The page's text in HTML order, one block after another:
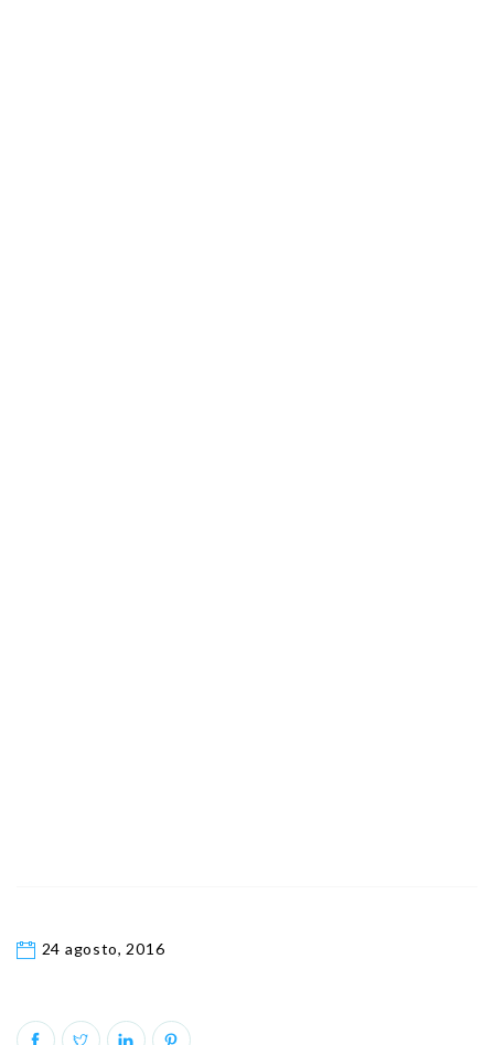
24 agosto, 2016